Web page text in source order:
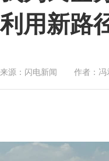
利用新路
来源： 闪电新闻 作者： 冯